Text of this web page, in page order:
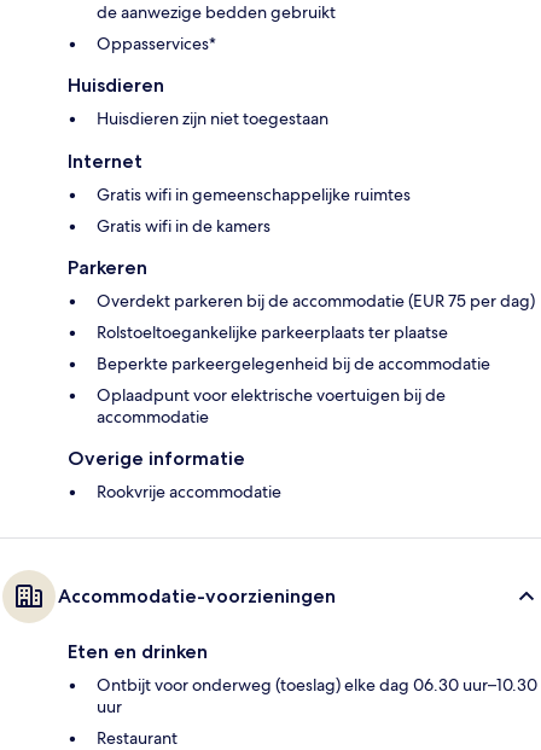
de aanwezige bedden gebruikt
Oppasservices*
Huisdieren
Huisdieren zijn niet toegestaan
Internet
Gratis wifi in gemeenschappelijke ruimtes
Gratis wifi in de kamers
Parkeren
Overdekt parkeren bij de accommodatie (EUR 75 per dag)
Rolstoeltoegankelijke parkeerplaats ter plaatse
Beperkte parkeergelegenheid bij de accommodatie
Oplaadpunt voor elektrische voertuigen bij de
accommodatie
Overige informatie
Rookvrije accommodatie
Accommodatie-voorzieningen
Eten en drinken
Ontbijt voor onderweg (toeslag) elke dag 06.30 uur–10.30
uur
Restaurant